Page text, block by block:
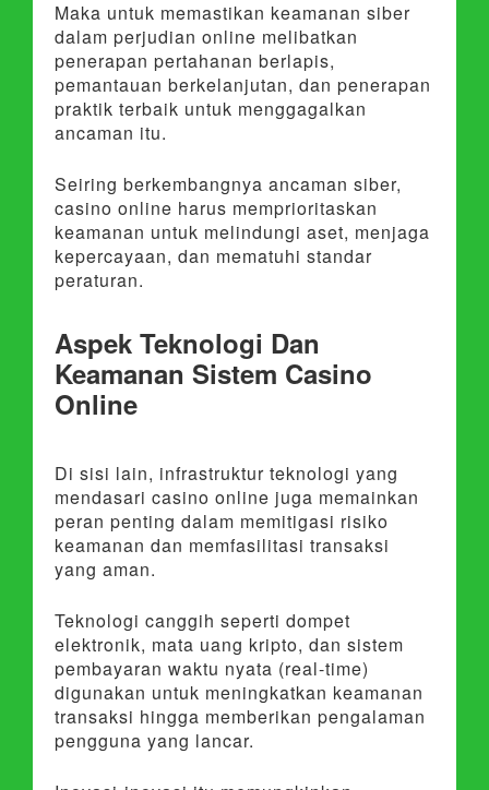
Maka untuk memastikan keamanan siber
dalam perjudian online melibatkan
penerapan pertahanan berlapis,
pemantauan berkelanjutan, dan penerapan
praktik terbaik untuk menggagalkan
ancaman itu.
Seiring berkembangnya ancaman siber,
casino online harus memprioritaskan
keamanan untuk melindungi aset, menjaga
kepercayaan, dan mematuhi standar
peraturan.
Aspek Teknologi Dan
Keamanan Sistem Casino
Online
Di sisi lain, infrastruktur teknologi yang
mendasari casino online juga memainkan
peran penting dalam memitigasi risiko
keamanan dan memfasilitasi transaksi
yang aman.
Teknologi canggih seperti dompet
elektronik, mata uang kripto, dan sistem
pembayaran waktu nyata (real-time)
digunakan untuk meningkatkan keamanan
transaksi hingga memberikan pengalaman
pengguna yang lancar.